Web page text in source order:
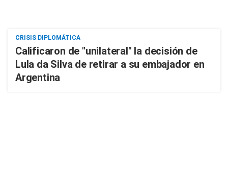
CRISIS DIPLOMÁTICA
Calificaron de "unilateral" la decisión de
Lula da Silva de retirar a su embajador en
Argentina